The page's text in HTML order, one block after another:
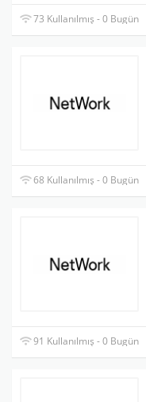
73 Kullanılmış - 0 Bugün
68 Kullanılmış - 0 Bugün
91 Kullanılmış - 0 Bugün